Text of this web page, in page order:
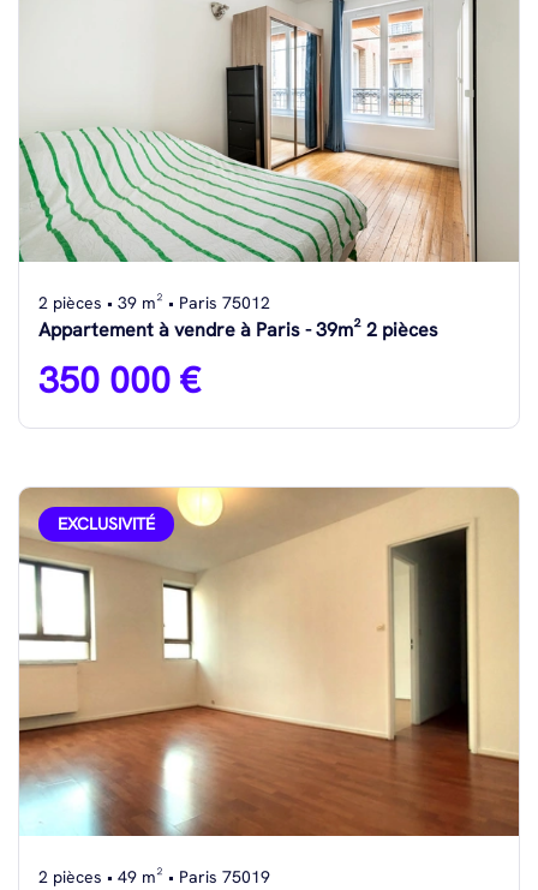
2 pièces • 39 m² • Paris 75012
Appartement à vendre à Paris - 39m² 2 pièces
350 000 €
EXCLUSIVITÉ
2 pièces • 49 m² • Paris 75019